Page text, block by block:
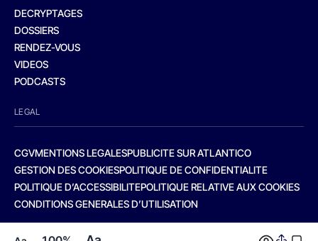
DECRYPTAGES
DOSSIERS
RENDEZ-VOUS
VIDEOS
PODCASTS
LEGAL
CGVMENTIONS LEGALESPUBLICITE SUR ATLANTICO
GESTION DES COOKIESPOLITIQUE DE CONFIDENTIALITE
POLITIQUE D’ACCESSIBILITEPOLITIQUE RELATIVE AUX COOKIES
CONDITIONS GENERALES D’UTILISATION